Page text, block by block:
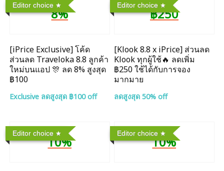
Editor choice
8%
[iPrice Exclusive] โค้ด
ส่วนลด Traveloka 8.8 ลูกค้า
ใหม่บนแอป 🎊 ลด 8% สูงสุด​
฿100
Exclusive ลดสูงสุด ฿100 off
Editor choice
฿250
[Klook 8.8 x iPrice] ส่วนลด
Klook ทุกผู้ใช้🔥 ลดเพิ่ม
฿250 ใช้ได้กับการจอง
มากมาย
ลดสูงสุด 50% off
Editor choice
10%
Editor choice
10%